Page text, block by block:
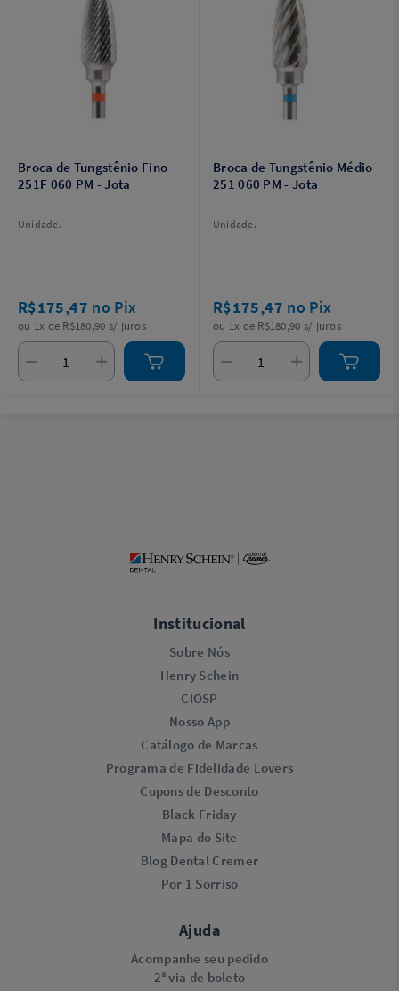
Broca de Tungstênio Fino
251F 060 PM - Jota
Unidade.
R$175,47 no Pix
ou 1x de R$180,90 s/ juros
Broca de Tungstênio Médio
251 060 PM - Jota
Unidade.
R$175,47 no Pix
ou 1x de R$180,90 s/ juros
Institucional
Sobre Nós
Henry Schein
CIOSP
Nosso App
Catálogo de Marcas
Programa de Fidelidade Lovers​
Cupons de Desconto
Black Friday
Mapa do Site
Blog Dental Cremer
Por 1 Sorriso
Ajuda
Acompanhe seu pedido
2ª via de boleto